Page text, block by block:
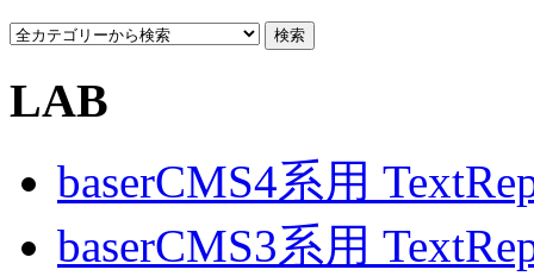
LAB
baserCMS4系用
baserCMS3系用